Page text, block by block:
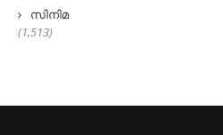
സിനിമ
(1,513)